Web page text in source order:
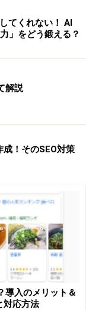
てくれない！ AI
」をどう鍛える？
解説
！そのSEO対策
導入のメリット＆
対応方法